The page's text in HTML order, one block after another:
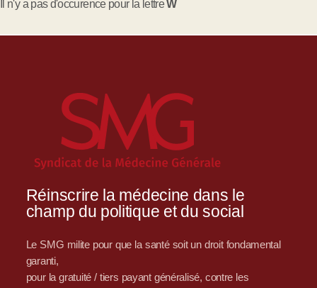
Il n'y a pas d'occurence pour la lettreW
Réinscrire la médecine dans le
champ du politique et du social
Le SMG milite pour que la santé soit un droit fondamental
garanti,
pour la gratuité / tiers payant généralisé, contre les